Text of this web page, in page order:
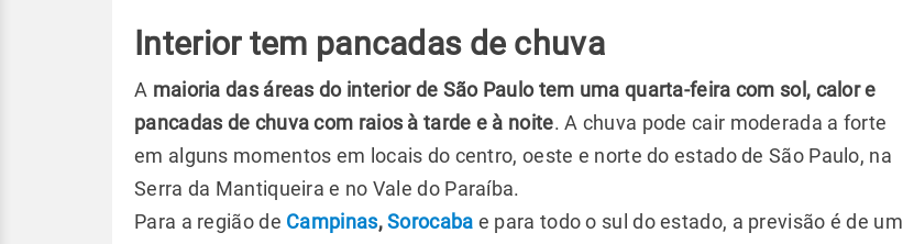
Interior tem pancadas de chuva
A maioria das áreas do interior de São Paulo tem uma quarta-feira com sol, calor e
pancadas de chuva com raios à tarde e à noite. A chuva pode cair moderada a forte
em alguns momentos em locais do centro, oeste e norte do estado de São Paulo, na
Serra da Mantiqueira e no Vale do Paraíba.
Para a região de Campinas,Sorocaba e para todo o sul do estado, a previsão é de um